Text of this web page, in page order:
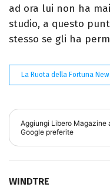
ad ora lui non ha
studio, a questo
stesso se gli ha
La Ruota della Fortuna
Aggiungi Libero Magazine
Google preferite
WINDTRE